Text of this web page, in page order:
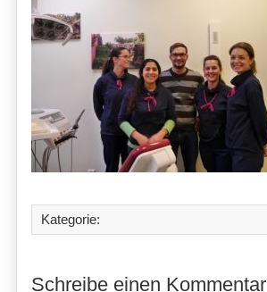
Kategorie:
Schreibe einen Kommentar